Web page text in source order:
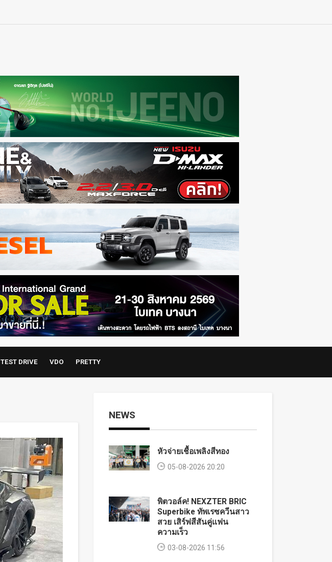
TEST DRIVE VDO PRETTY
NEWS
หัวจ่ายเชื้อเพลิงสีทอง
05-08-2026 20:20
พิตวอล์ค! NEXZTER BRIC
Superbike ทัพเรซควีนสาว
สวย เสิร์ฟสีสันคู่แฟน
ความเร็ว
03-08-2026 11:56